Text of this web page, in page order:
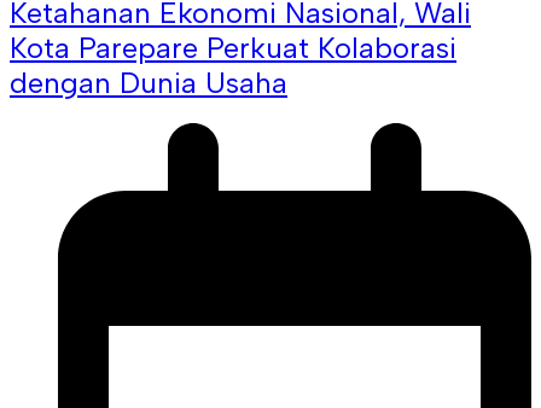
Ketahanan Ekonomi Nasional, Wali
Kota Parepare Perkuat Kolaborasi
dengan Dunia Usaha